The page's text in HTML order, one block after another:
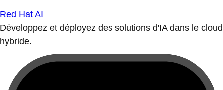
Red Hat AI
Développez et déployez des solutions d'IA dans le cloud
hybride.